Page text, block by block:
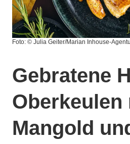
Foto: © Julia Geiter/Marian Inhouse-
Gebratene
Oberkeulen
Mangold